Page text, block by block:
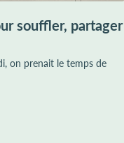
souffler, partager
on prenait le temps de